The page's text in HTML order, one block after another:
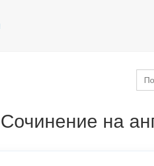
for:
Сочинение на